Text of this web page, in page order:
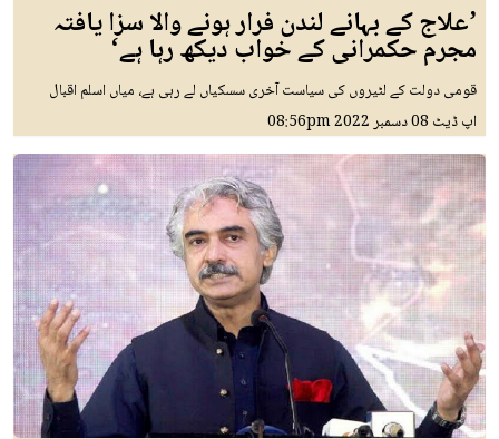
’علاج کے بہانے لندن فرار ہونے والا سزا یافتہ
مجرم حکمرانی کے خواب دیکھ رہا ہے‘
قومی دولت کے لٹیروں کی سیاست آخری سسکیاں لے رہی ہے، میاں اسلم اقبال
اپ ڈیٹ 08 دسمبر 2022 08:56pm